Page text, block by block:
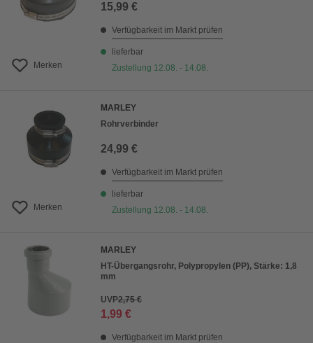
Merken
15,99 €
Verfügbarkeit im Markt prüfen
lieferbar
Zustellung 12.08. - 14.08.
Merken
MARLEY
Rohrverbinder
24,99 €
Verfügbarkeit im Markt prüfen
lieferbar
Zustellung 12.08. - 14.08.
MARLEY
HT-Übergangsrohr, Polypropylen (PP), Stärke: 1,8
mm
UVP2,75 €
1,99 €
Verfügbarkeit im Markt prüfen